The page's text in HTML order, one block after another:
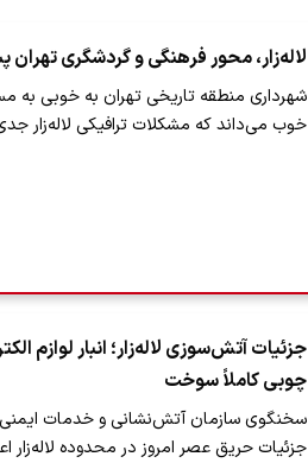
لاله‌زار، محور فرهنگی و گردشگری
شهرداری منطقه تاریخی تهران به خوبی به
خوب می‌داند که مشکلات ترافیکی لاله‌زار
جزئیات آتش‌سوزی لاله‌زار؛ انبار لوازم
چوبی کاملاً سوخت
سخنگوی سازمان آتش‌نشانی و خدمات ایمنی
جزئیات حریق عصر امروز در محدوده لاله‌زار